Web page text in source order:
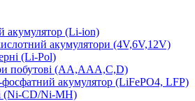
акумулятор (Li-ion)
акумулятори (4V,6V,12V)
(Li-Pol)
побутові (AA,AAA,C,D)
фосфатний акумулятор (LiFePO4, LFP)
(Ni-CD/Ni-MH)